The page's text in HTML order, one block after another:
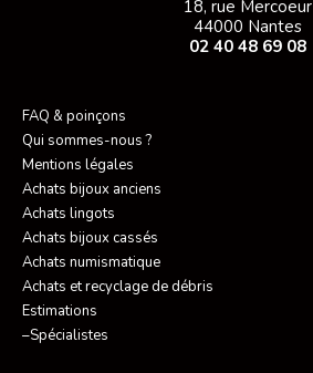
18, rue Mercoeur
44000 Nantes
02 40 48 69 08
FAQ & poinçons
Qui sommes-nous ?
Mentions légales
Achats bijoux anciens
Achats lingots
Achats bijoux cassés
Achats numismatique
Achats et recyclage de débris
Estimations
–Spécialistes